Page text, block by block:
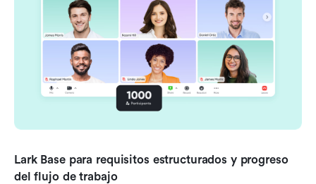
Lark Base para requisitos estructurados y progreso
del flujo de trabajo